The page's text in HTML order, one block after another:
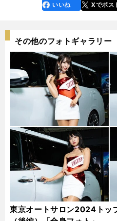
faceboo
k
いいね Xでポス
その他のフォトギャラリー
東京オートサロン2024トッ